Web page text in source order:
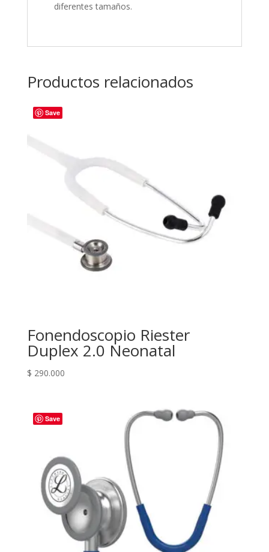
diferentes tamaños.
Productos relacionados
Save
Fonendoscopio Riester
Duplex 2.0 Neonatal
$ 290.000
Save